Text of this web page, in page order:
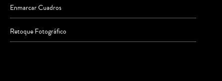
Enmarcar Cuadros
Retoque Fotográfico